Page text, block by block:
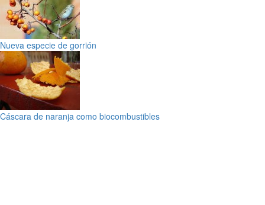
Nueva especie de gorrión
Cáscara de naranja como biocombustibles